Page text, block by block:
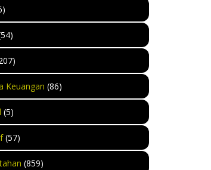
Keuangan (86)
(5)
(57)
(859)